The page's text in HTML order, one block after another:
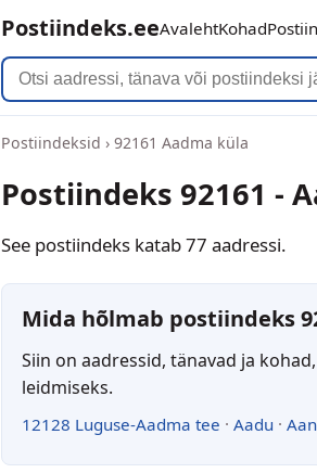
Postiindeks.eeAvalehtKohad
Postiindeksid › 92161 Aadma küla
Postiindeks 92161 -
See postiindeks katab 77 aadressi.
Mida hõlmab postiindeks
Siin on aadressid, tänavad ja
leidmiseks.
12128 Luguse-Aadma tee · Aadu ·